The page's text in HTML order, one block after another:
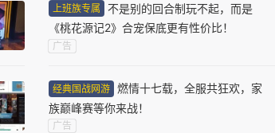
新版本更新
上班族专属
不是别的回合制玩不起，而是
《桃花源记2》合宠保底更有性价比！
广告
经典国战网游
燃情十七载，全服共狂欢，家
族巅峰赛等你来战！
广告